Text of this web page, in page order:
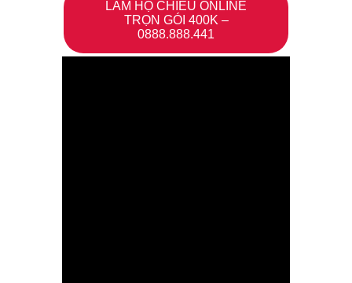
LÀM HỘ CHIẾU ONLINE
TRỌN GÓI 400K –
0888.888.441